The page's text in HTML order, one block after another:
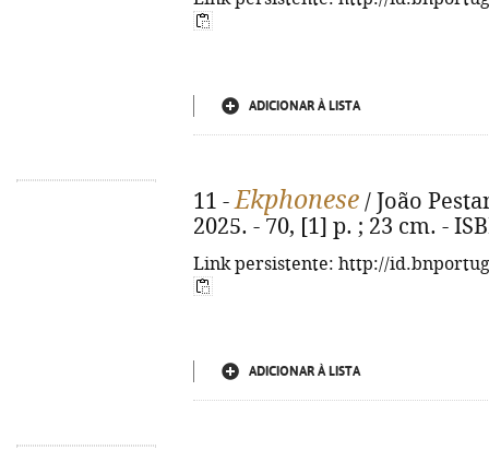
ADICIONAR À LISTA
11 -Ekphonese / João
2025. - 70, [1] p. ; 23 cm. -
Link persistente: http://
ADICIONAR À LISTA